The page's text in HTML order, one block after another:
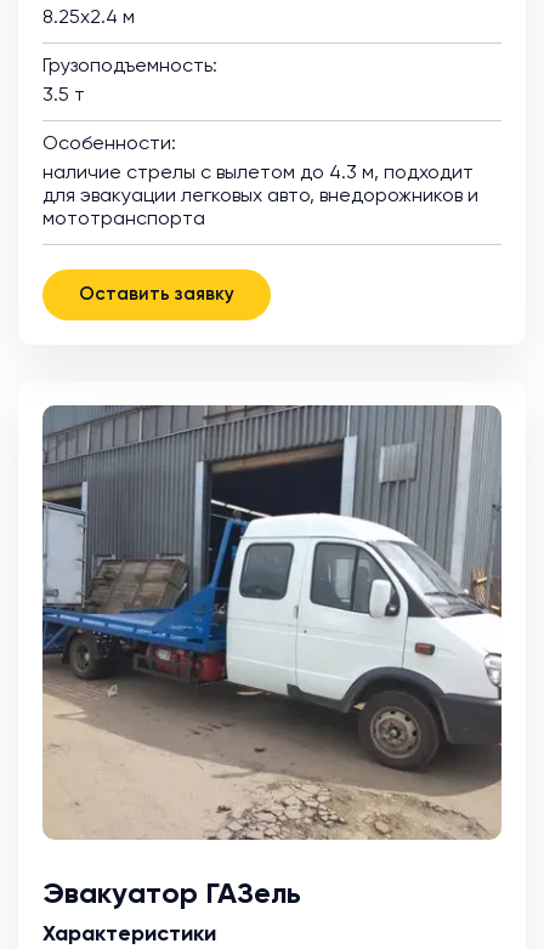
8.25х2.4 м
Грузоподъемность:
3.5 т
Особенности:
наличие стрелы с вылетом до 4.3 м, подходит
для эвакуации легковых авто, внедорожников и
мототранспорта
Оставить заявку
Эвакуатор ГАЗель
Характеристики